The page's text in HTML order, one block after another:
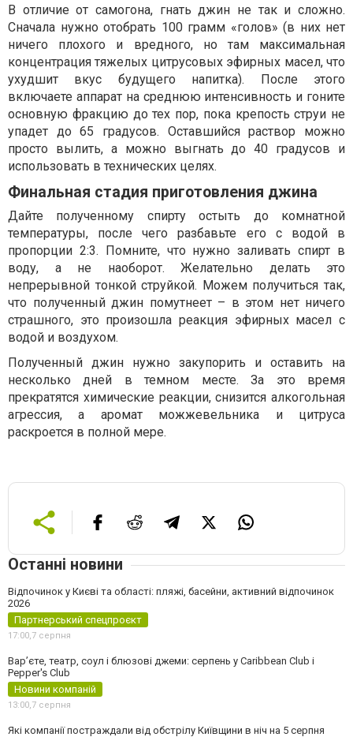
В отличие от самогона, гнать джин не так и сложно.
Сначала нужно отобрать 100 грамм «голов» (в них нет
ничего плохого и вредного, но там максимальная
концентрация тяжелых цитрусовых эфирных масел, что
ухудшит вкус будущего напитка). После этого
включаете аппарат на среднюю интенсивность и гоните
основную фракцию до тех пор, пока крепость струи не
упадет до 65 градусов. Оставшийся раствор можно
просто вылить, а можно выгнать до 40 градусов и
использовать в технических целях.
Финальная стадия приготовления джина
Дайте полученному спирту остыть до комнатной
температуры, после чего разбавьте его с водой в
пропорции 2:3. Помните, что нужно заливать спирт в
воду, а не наоборот. Желательно делать это
непрерывной тонкой струйкой. Можем получиться так,
что полученный джин помутнеет – в этом нет ничего
страшного, это произошла реакция эфирных масел с
водой и воздухом.
Полученный джин нужно закупорить и оставить на
несколько дней в темном месте. За это время
прекратятся химические реакции, снизится алкогольная
агрессия, а аромат можжевельника и цитруса
раскроется в полной мере.
Останні новини
Відпочинок у Києві та області: пляжі, басейни, активний відпочинок
2026
Партнерський спецпроєкт
17:00,7 серпня
Вар’єте, театр, соул і блюзові джеми: серпень у Caribbean Club і
Pepper's Club
Новини компаній
13:00,7 серпня
Які компанії постраждали від обстрілу Київщини в ніч на 5 серпня